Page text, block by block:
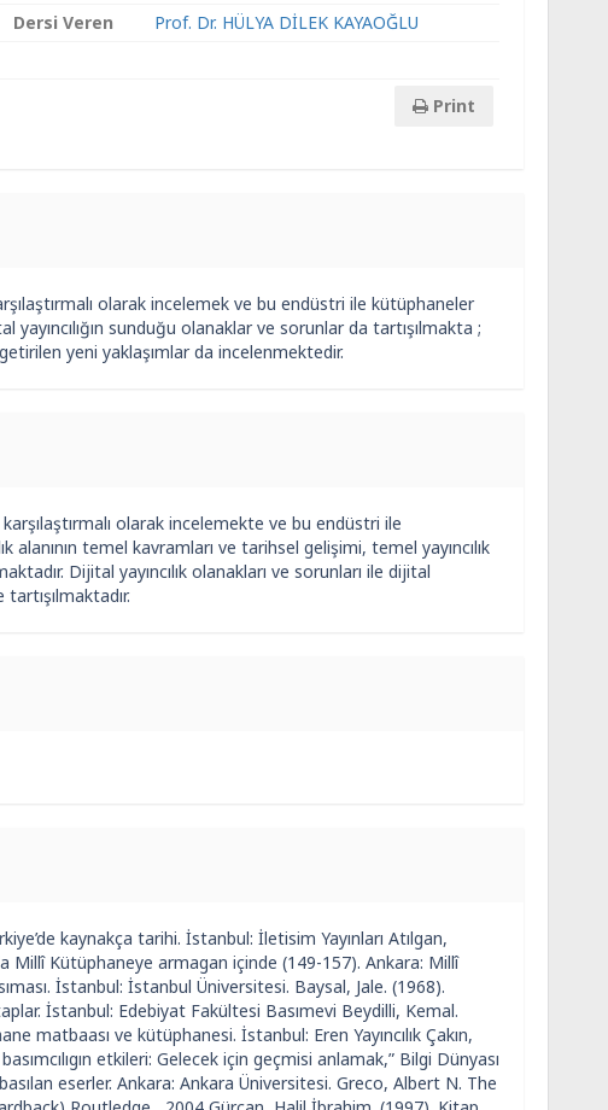
Dersi Veren
Prof. Dr. HÜLYA DİLEK KAYAOĞLU
Print
olarak incelemek ve bu endüstri ile kütüphaneler
sunduğu olanaklar ve sorunlar da tartışılmakta ;
yeni yaklaşımlar da incelenmektedir.
olarak incelemekte ve bu endüstri ile
alanının temel kavramları ve tarihsel gelişimi, temel yayıncılık
Dijital yayıncılık olanakları ve sorunları ile dijital
kaynakça tarihi. İstanbul: İletisim Yayınları Atılgan,
Millî Kütüphaneye armagan içinde (149-157). Ankara: Millî
İstanbul: İstanbul Üniversitesi. Baysal, Jale. (1968).
İstanbul: Edebiyat Fakültesi Basımevi Beydilli, Kemal.
matbaası ve kütüphanesi. İstanbul: Eren Yayıncılık Çakın,
etkileri: Gelecek için geçmisi anlamak,” Bilgi Dünyası
eserler. Ankara: Ankara Üniversitesi. Greco, Albert N. The